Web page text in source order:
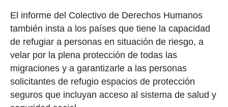
El informe del Colectivo de Derechos Humanos
también insta a los países que tiene la capacidad
de refugiar a personas en situación de riesgo, a
velar por la plena protección de todas las
migraciones y a garantizarle a las personas
solicitantes de refugio espacios de protección
seguros que incluyan acceso al sistema de salud y